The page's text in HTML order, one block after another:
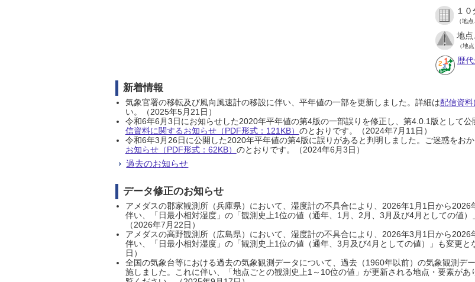
１
（地
地点
（地
歴
新着情報
気象官署の移転及び風向風速計の移設に伴い、平年値の一部を更新しました。詳細は配信資料
い。（2025年5月21日）
令和6年6月3日にお知らせした2020年平年値の第4版の一部誤りを修正し、第4.0.1版として
信資料に関するお知らせ（PDF形式：121KB） のとおりです。（2024年7月11日）
令和6年3月26日に公開した2020年平年値の第4版に誤りがあると判明しました。ご迷惑をお
お知らせ（PDF形式：62KB） のとおりです。（2024年6月3日）
過去のお知らせ
データ修正のお知らせ
アメダスの郡家観測所（兵庫県）において、湿度計の不具合により、2026年1月1日から
伴い、「日最小相対湿度」の「観測史上1位の値（通年、1月、2月、3月及び4月としての値）
（2026年7月22日）
アメダスの高野観測所（広島県）において、湿度計の不具合により、2026年3月1日から
伴い、「日最小相対湿度」の「観測史上1位の値（通年、3月及び4月としての値）」も変更
日）
全国の気象台等における過去の気象観測データについて、過去（1960年以前）の気象観測デ
施しました。これに伴い、「地点ごとの観測史上1～10位の値」が更新される地点・要素があ